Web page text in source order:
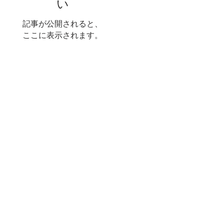
い
記事が公開されると、
ここに表示されます。